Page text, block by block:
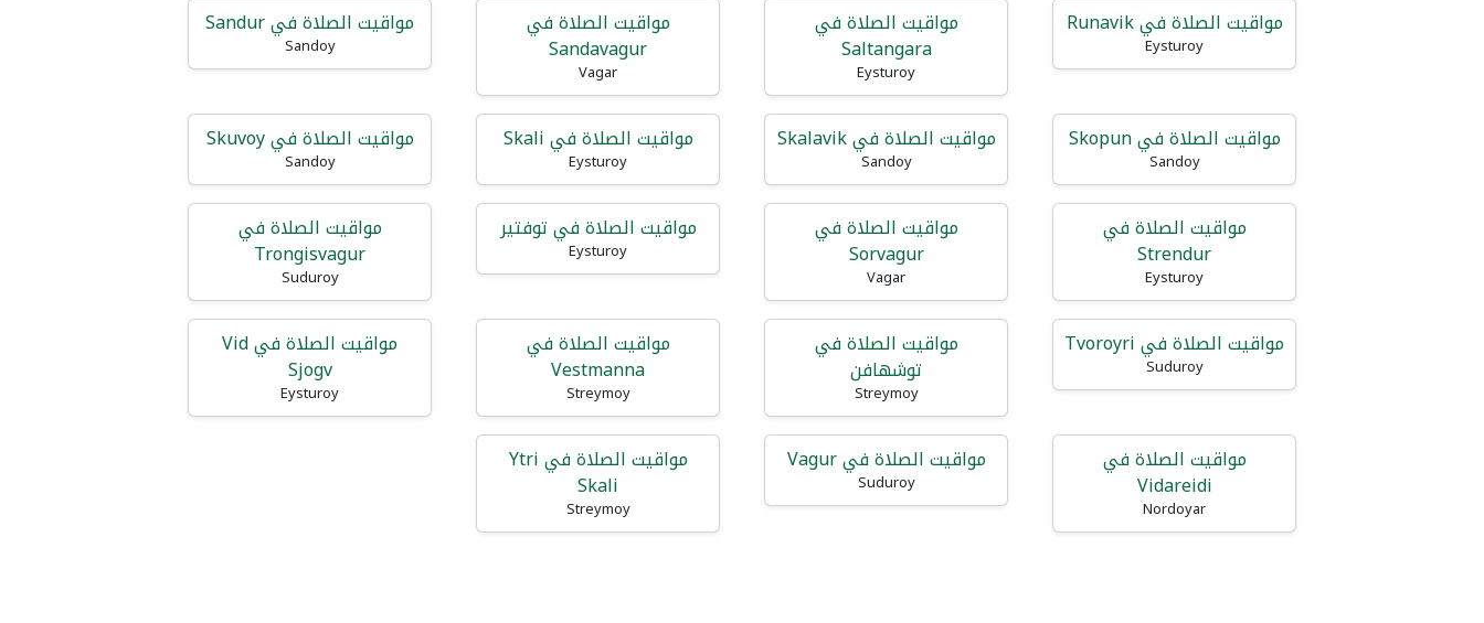
مواقيت الصلاة في Runavik
Eysturoy
مواقيت الصلاة في
Saltangara
Eysturoy
مواقيت الصلاة في
Sandavagur
Vagar
مواقيت الصلاة في Sandur
Sandoy
مواقيت الصلاة في Skopun
Sandoy
مواقيت الصلاة في Skalavik
Sandoy
مواقيت الصلاة في Skali
Eysturoy
مواقيت الصلاة في Skuvoy
Sandoy
مواقيت الصلاة في
Strendur
Eysturoy
مواقيت الصلاة في
Sorvagur
Vagar
مواقيت الصلاة في توفتير
Eysturoy
مواقيت الصلاة في
Trongisvagur
Suduroy
مواقيت الصلاة في Tvoroyri
Suduroy
مواقيت الصلاة في
توشهافن
Streymoy
مواقيت الصلاة في
Vestmanna
Streymoy
مواقيت الصلاة في Vid
Sjogv
Eysturoy
مواقيت الصلاة في
Vidareidi
Nordoyar
مواقيت الصلاة في Vagur
Suduroy
مواقيت الصلاة في Ytri
Skali
Streymoy